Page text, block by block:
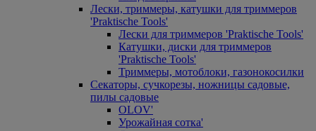
Лески, триммеры, катушки для триммеров
'Praktische Tools'
Лески для триммеров 'Praktische Tools'
Катушки, диски для триммеров
'Praktische Tools'
Триммеры, мотоблоки, газонокосилки
Секаторы, сучкорезы, ножницы садовые,
пилы садовые
OLOV'
Урожайная сотка'